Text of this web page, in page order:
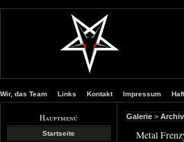
Wir, das Team Links Kontakt Impressum
Hauptmenü
Startseite
Galerie > Archiv
Metal